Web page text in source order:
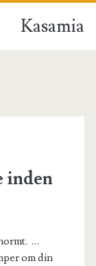
Kasamia
inden
…
om din